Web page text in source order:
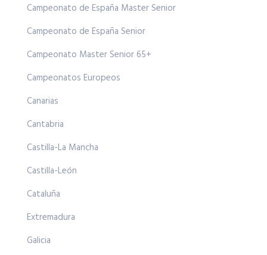
Campeonato de España Master Senior
Campeonato de España Senior
Campeonato Master Senior 65+
Campeonatos Europeos
Canarias
Cantabria
Castilla-La Mancha
Castilla-León
Cataluña
Extremadura
Galicia